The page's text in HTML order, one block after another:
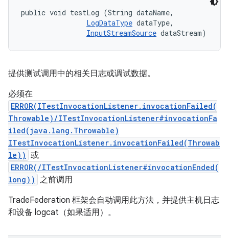
public void testLog (String dataName,
LogDataType dataType,
InputStreamSource dataStream)
提供测试调用中的相关日志或调试数据。
必须在
ERROR(ITestInvocationListener.invocationFailed(
Throwable)/ITestInvocationListener#invocationFa
iled(java.lang.Throwable)
ITestInvocationListener.invocationFailed(Throwab
le)) 或
ERROR(/ITestInvocationListener#invocationEnded(
long)) 之前调用
TradeFederation 框架会自动调用此方法，并提供主机日志
和设备 logcat（如果适用）。